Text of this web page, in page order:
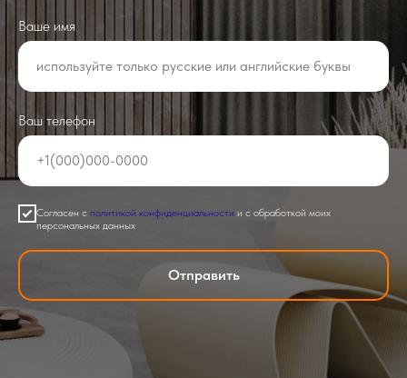
Ваше имя
Ваш телефон
Согласен с политикой конфиденциальности и с обработкой моих
персональных данных
Отправить